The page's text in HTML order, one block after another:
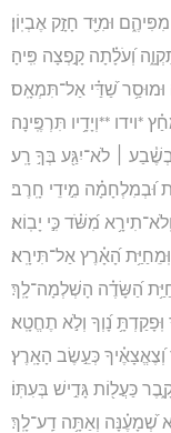
וּמִיַּ֖ד חָזָ֣ק אֶבְיֽוֹן׃
וְ֝עֹלָ֗תָה קָ֣פְצָה פִּֽיהָ׃
וּמוּסַ֥ר שַׁ֝דַּ֗י אַל־תִּמְאָֽס׃
*וידו **וְיָדָ֥יו תִּרְפֶּֽינָה׃
׀ לֹא־יִגַּ֖ע בְּךָ֣ רָֽע׃
וּ֝בְמִלְחָמָ֗ה מִ֣ידֵי חָֽרֶב׃
מִ֝שֹּׁ֗ד כִּ֣י יָבֽוֹא׃
הָ֝אָ֗רֶץ אַל־תִּירָֽא׃
הַ֝שָּׂדֶ֗ה הָשְׁלְמָה־לָֽךְ׃
נָ֝וְךָ וְלֹ֣א תֶחֱטָֽא׃
וְ֝צֶאֱצָאֶ֗יךָ כְּעֵ֣שֶׂב הָאָֽרֶץ׃
כַּעֲל֖וֹת גָּדִ֣ישׁ בְּעִתּֽוֹ׃
שְׁ֝מָעֶ֗נָּה וְאַתָּ֥ה דַֽע־לָֽךְ׃